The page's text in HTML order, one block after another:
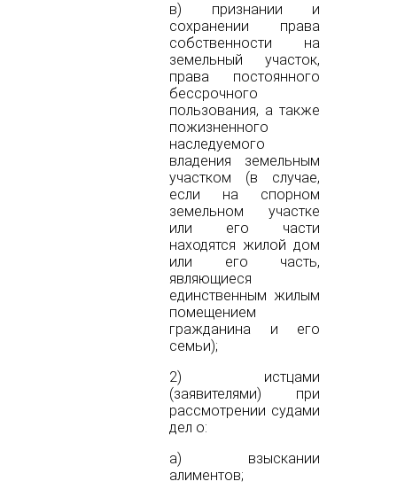
в) признании и
сохранении права
собственности на
земельный участок,
права постоянного
бессрочного
пользования, а также
пожизненного
наследуемого
владения земельным
участком (в случае,
если на спорном
земельном участке
или его части
находятся жилой дом
или его часть,
являющиеся
единственным жилым
помещением
гражданина и его
семьи);
2) истцами
(заявителями) при
рассмотрении судами
дел о:
а) взыскании
алиментов;